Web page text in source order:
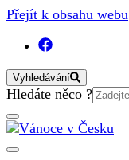
Přejít k obsahu webu
Vyhledávání
Vyhledat:
Hledáte něco ?